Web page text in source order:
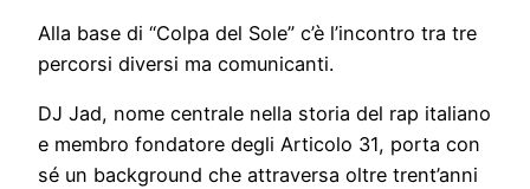
Alla base di “Colpa del Sole” c’è l’incontro tra tre
percorsi diversi ma comunicanti.
DJ Jad, nome centrale nella storia del rap italiano
e membro fondatore degli Articolo 31, porta con
sé un background che attraversa oltre trent’anni